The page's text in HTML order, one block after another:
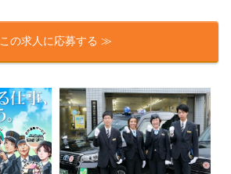
この求人に応募する ≫